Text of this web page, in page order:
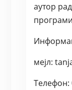
аутор
мејл:
Телефон: